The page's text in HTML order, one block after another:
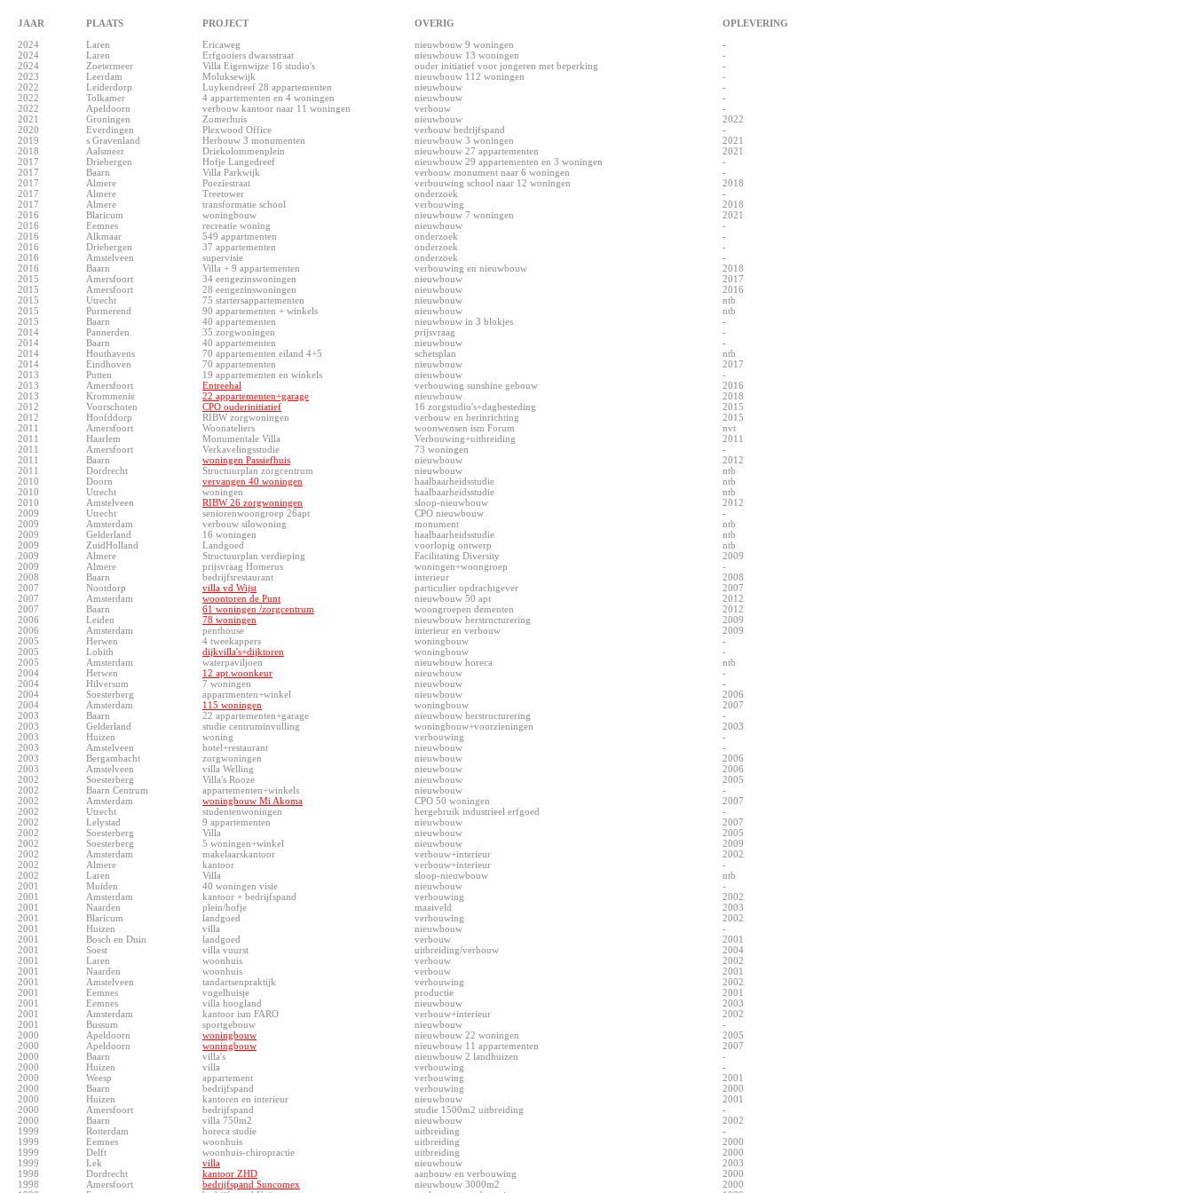
JAAR
2024
2024
2024
2023
2022
2022
2022
2021
2020
2019
2018
2017
2017
2017
2017
2017
2016
2016
2016
2016
2016
2016
2015
2015
2015
2015
2015
2014
2014
2014
2014
2013
2013
2013
2012
2012
2011
2011
2011
2011
2011
2010
2010
2010
2009
2009
2009
2009
2009
2009
2008
2007
2007
2007
2006
2006
2005
2005
2005
2004
2004
2004
2004
2003
2003
2003
2003
2003
2003
2002
2002
2002
2002
2002
2002
2002
2002
2002
2002
2001
2001
2001
2001
2001
2001
2001
2001
2001
2001
2001
2001
2001
2001
2000
2000
2000
2000
2000
2000
2000
2000
2000
1999
1999
1999
1999
1998
1998
PLAATS
Laren
Laren
Zoetermeer
Leerdam
Leiderdorp
Tolkamer
Apeldoorn
Groningen
Everdingen
s Gravenland
Aalsmeer
Driebergen
Baarn
Almere
Almere
Almere
Blaricum
Eemnes
Alkmaar
Driebergen
Amstelveen
Baarn
Amersfoort
Amersfoort
Utrecht
Purmerend
Baarn
Pannerden
Baarn
Houthavens
Eindhoven
Putten
Amersfoort
Krommenie
Voorschoten
Hoofddorp
Amersfoort
Haarlem
Amersfoort
Baarn
Dordrecht
Doorn
Utrecht
Amstelveen
Utrecht
Amsterdam
Gelderland
ZuidHolland
Almere
Almere
Baarn
Nootdorp
Amsterdam
Baarn
Leiden
Amsterdam
Herwen
Lobith
Amsterdam
Herwen
Hilversum
Soesterberg
Amsterdam
Baarn
Gelderland
Huizen
Amstelveen
Bergambacht
Amstelveen
Soesterberg
Baarn Centrum
Amsterdam
Utrecht
Lelystad
Soesterberg
Soesterberg
Amsterdam
Almere
Laren
Muiden
Amsterdam
Naarden
Blaricum
Huizen
Bosch en Duin
Soest
Laren
Naarden
Amstelveen
Eemnes
Eemnes
Amsterdam
Bussum
Apeldoorn
Apeldoorn
Baarn
Huizen
Weesp
Baarn
Huizen
Amersfoort
Baarn
Rotterdam
Eemnes
Delft
Lek
Dordrecht
Amersfoort
PROJECT
Ericaweg
Erfgooiers dwarsstraat
Villa Eigenwijze 16 studio's
Moluksewijk
Luykendreef 28 appartementen
4 appartementen en 4 woningen
verbouw kantoor naar 11 woningen
Zomerhuis
Plexwood Office
Herbouw 3 monumenten
Driekolommenplein
Hofje Langedreef
Villa Parkwijk
Poeziestraat
Treetower
transformatie school
woningbouw
recreatie woning
549 appartmenten
37 appartementen
supervisie
Villa + 9 appartementen
34 eengezinswoningen
28 eengezinswoningen
75 startersappartementen
90 appartementen + winkels
40 appartementen
35 zorgwoningen
40 appartementen
70 appartementen eiland 4+5
70 appartementen
19 appartementen en winkels
Entreehal
22 appartementen+garage
CPO ouderinitiatief
RIBW zorgwoningen
Woonateliers
Monumentale Villa
Verkavelingsstudie
woningen Passiefhuis
Structuurplan zorgcentrum
vervangen 40 woningen
woningen
RIBW 26 zorgwoningen
seniorenwoongroep 26apt
verbouw silowoning
16 woningen
Landgoed
Structuurplan verdieping
prijsvraag Homerus
bedrijfsrestaurant
villa vd Wijst
woontoren de Punt
61 woningen /zorgcentrum
78 woningen
penthouse
4 tweekappers
dijkvilla's+dijktoren
waterpaviljoen
12 apt.woonkeur
7 woningen
appartmenten+winkel
115 woningen
22 appartementen+garage
studie centruminvulling
woning
hotel+restaurant
zorgwoningen
villa Welling
Villa's Rooze
appartementen+winkels
woningbouw Mi Akoma
studentenwoningen
9 appartementen
Villa
5 woningen+winkel
makelaarskantoor
kantoor
Villa
40 woningen visie
kantoor + bedrijfspand
plein/hofje
landgoed
villa
landgoed
villa vuurst
woonhuis
woonhuis
tandartsenpraktijk
vogelhuisje
villa hoogland
kantoor ism FARO
sportgebouw
woningbouw
woningbouw
villa's
villa
appartement
bedrijfspand
kantoren en interieur
bedrijfspand
villa 750m2
horeca studie
woonhuis
woonhuis-chiropractie
villa
kantoor ZHD
bedrijfspand Suncomex
OVERIG
nieuwbouw 9 woningen
nieuwbouw 13 woningen
ouder initiatief voor jongeren met beperking
nieuwbouw 112 woningen
nieuwbouw
nieuwbouw
verbouw
nieuwbouw
verbouw bedrijfspand
nieuwbouw 3 woningen
nieuwbouw 27 appartementen
nieuwbouw 29 appartementen en 3 woningen
verbouw monument naar 6 woningen
verbouwing school naar 12 woningen
onderzoek
verbouwing
nieuwbouw 7 woningen
nieuwbouw
onderzoek
onderzoek
onderzoek
verbouwing en nieuwbouw
nieuwbouw
nieuwbouw
nieuwbouw
nieuwbouw
nieuwbouw in 3 blokjes
prijsvraag
nieuwbouw
schetsplan
nieuwbouw
nieuwbouw
verbouwing sunshine gebouw
nieuwbouw
16 zorgstudio's+dagbesteding
verbouw en herinrichting
woonwensen ism Forum
Verbouwing+uitbreiding
73 woningen
nieuwbouw
nieuwbouw
haalbaarheidsstudie
haalbaarheidsstudie
sloop-nieuwbouw
CPO nieuwbouw
monument
haalbaarheidsstudie
voorlopig ontwerp
Facilitating Diversity
woningen+woongroep
interieur
particulier opdrachtgever
nieuwbouw 50 apt
woongroepen dementen
nieuwbouw herstructurering
interieur en verbouw
woningbouw
woningbouw
nieuwbouw horeca
nieuwbouw
nieuwbouw
nieuwbouw
woningbouw
nieuwbouw herstructurering
woningbouw+voorzieningen
verbouwing
nieuwbouw
nieuwbouw
nieuwbouw
nieuwbouw
nieuwbouw
CPO 50 woningen
hergebruik industrieel erfgoed
nieuwbouw
nieuwbouw
nieuwbouw
verbouw+interieur
verbouw+interieur
sloop-nieuwbouw
nieuwbouw
verbouwing
maaiveld
verbouwing
nieuwbouw
verbouw
uitbreiding/verbouw
verbouw
verbouw
verbouwing
productie
nieuwbouw
verbouw+interieur
nieuwbouw
nieuwbouw 22 woningen
nieuwbouw 11 appartementen
nieuwbouw 2 landhuizen
verbouwing
verbouwing
verbouwing
nieuwbouw
studie 1500m2 uitbreiding
nieuwbouw
uitbreiding
uitbreiding
uitbreiding
nieuwbouw
aanbouw en verbouwing
nieuwbouw 3000m2
OPLEVERING
-
-
-
-
-
-
-
2022
-
2021
2021
-
-
2018
-
2018
2021
-
-
-
-
2018
2017
2016
ntb
ntb
-
-
-
ntb
2017
-
2016
2018
2015
2015
nvt
2011
-
2012
ntb
ntb
ntb
2012
-
ntb
ntb
ntb
2009
-
2008
2007
2012
2012
2009
2009
-
-
ntb
-
-
2006
2007
-
2003
-
-
2006
2006
2005
-
2007
-
2007
2005
2009
2002
-
ntb
-
2002
2003
2002
-
2001
2004
2002
2001
2002
2001
2003
2002
-
2005
2007
-
-
2001
2000
2001
-
2002
-
2000
2000
2003
2000
2000